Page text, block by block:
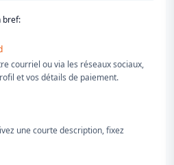
bref:
courriel ou via les réseaux sociaux,
et vos détails de paiement.
une courte description, fixez